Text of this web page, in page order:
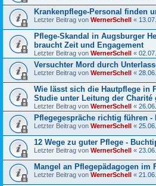
Krankenpflege-Personal finden
Letzter Beitrag von WernerSchell «
Pflege-Skandal in Augsburger
braucht Zeit und Engagement
Letzter Beitrag von WernerSchell «
Versuchter Mord durch
Letzter Beitrag von WernerSchell «
Wie lässt sich die Hautpflege in
Studie unter Leitung der Charité
Letzter Beitrag von WernerSchell «
Pflegegespräche richtig führen -
Letzter Beitrag von WernerSchell «
12 Wege zu guter Pflege -
Letzter Beitrag von WernerSchell «
Mangel an Pflegepädagogen im
Letzter Beitrag von WernerSchell «